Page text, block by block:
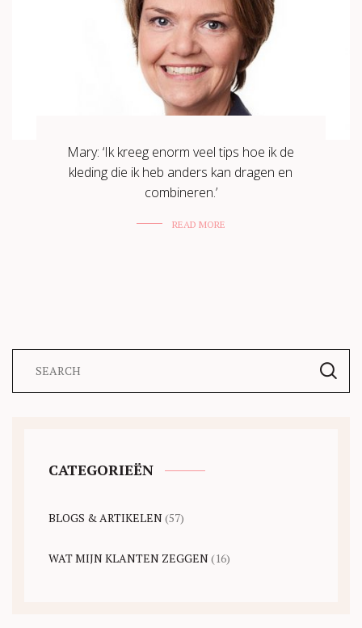
Mary: ‘Ik kreeg enorm veel tips hoe ik de
kleding die ik heb anders kan dragen en
combineren.’
READ MORE
CATEGORIEËN
BLOGS & ARTIKELEN(57)
WAT MIJN KLANTEN ZEGGEN(16)